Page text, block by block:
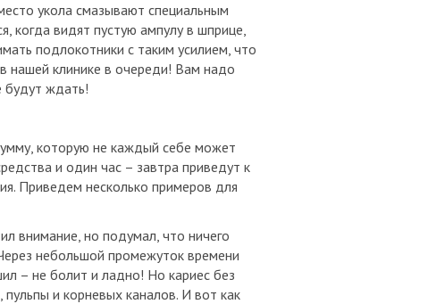
укола смазывают специальным
когда видят пустую ампулу в шприце,
подлокотники с таким усилием, что
нашей клинике в очереди! Вам надо
будут ждать!
которую не каждый себе может
и один час – завтра приведут к
Приведем несколько примеров для
внимание, но подумал, что ничего
небольшой промежуток времени
– не болит и ладно! Но кариес без
и корневых каналов. И вот как